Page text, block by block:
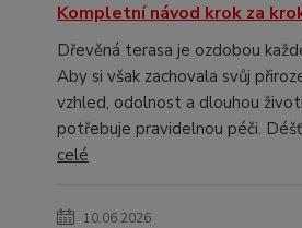
Kompletní návod krok za
Dřevěná terasa je ozdobou
Aby si však zachovala svůj
vzhled, odolnost a dlouhou
potřebuje pravidelnou péči.
celé
10.06.2026